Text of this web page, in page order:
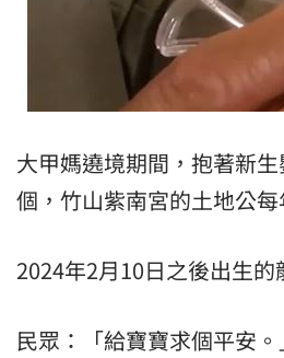
大甲媽遶境期間，抱著新
個，竹山紫南宮的土地公
2024年2月10日之後出生
民眾：「給寶寶求個平安。